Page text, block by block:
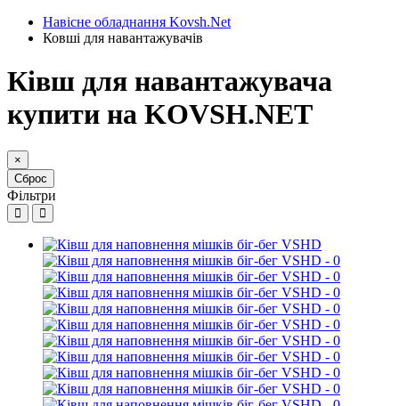
Навісне обладнання Kovsh.Net
Ковші для навантажувачів
Ківш для навантажувача
купити на KOVSH.NET
×
Сброс
Фільтри